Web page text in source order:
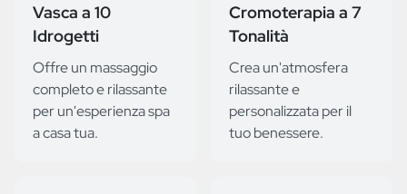
Vasca a 10
Idrogetti
Offre un massaggio
completo e rilassante
per un'esperienza spa
a casa tua.
Cromoterapia a 7
Tonalità
Crea un'atmosfera
rilassante e
personalizzata per il
tuo benessere.